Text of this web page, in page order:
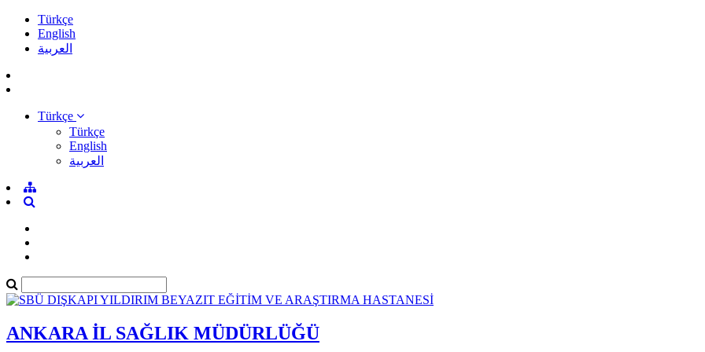
Türkçe
English
العربية
Türkçe
Türkçe
English
العربية
ANKARA İL SAĞLIK MÜDÜRLÜĞÜ